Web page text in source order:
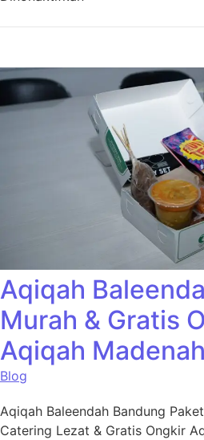
Aqiqah
Murah & Gratis
Aqiqah Madenah
Blog
Aqiqah Baleendah Bandung
Catering Lezat & Gratis Ongkir